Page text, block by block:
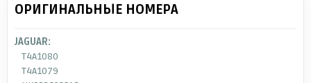
ОРИГИНАЛЬНЫЕ НОМЕРА
JAGUAR:
T4A1080
T4A1079